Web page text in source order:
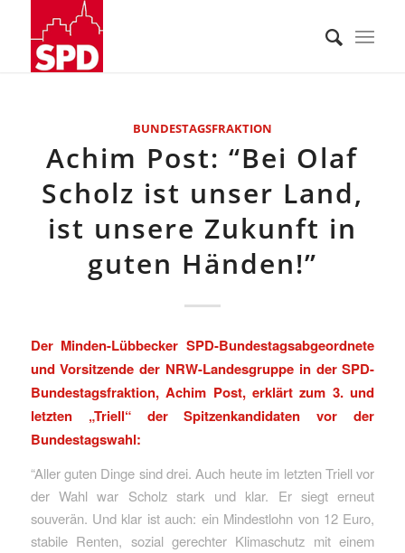
BUNDESTAGSFRAKTION
Achim Post: “Bei Olaf
Scholz ist unser Land,
ist unsere Zukunft in
guten Händen!”
Der Minden-Lübbecker SPD-Bundestagsabgeordnete
und Vorsitzende der NRW-Landesgruppe in der SPD-
Bundestagsfraktion, Achim Post, erklärt zum 3. und
letzten „Triell“ der Spitzenkandidaten vor der
Bundestagswahl:
“Aller guten Dinge sind drei. Auch heute im letzten Triell vor
der Wahl war Scholz stark und klar. Er siegt erneut
souverän. Und klar ist auch: ein Mindestlohn von 12 Euro,
stabile Renten, sozial gerechter Klimaschutz mit einem